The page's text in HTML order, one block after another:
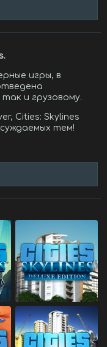
игры, в
и грузовому.
Cities: Skylines
тем!